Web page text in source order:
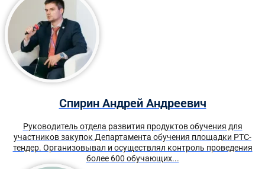
Спирин Андрей Андреевич
Руководитель отдела развития продуктов обучения для
участников закупок Департамента обучения площадки РТС-
тендер. Организовывал и осуществлял контроль проведения
более 600 обучающих...